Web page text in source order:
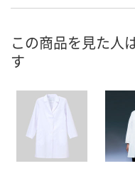
号
お届け日
数量
カゴへ
この商品を見た人
す